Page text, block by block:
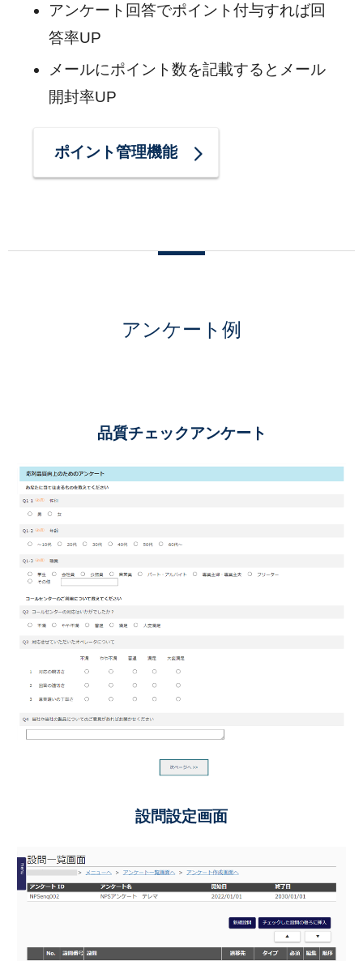
アンケート回答でポイント付与すれば回
答率UP
メールにポイント数を記載するとメール
開封率UP
ポイント管理機能
アンケート例
品質チェックアンケート
設問設定画面